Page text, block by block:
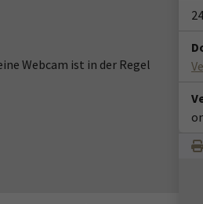
Webcam ist in der Regel